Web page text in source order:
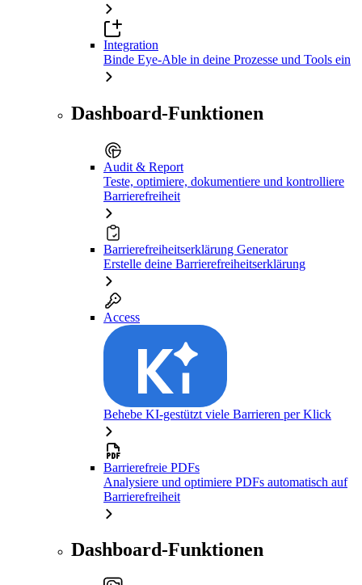
Integration
Binde Eye-Able in deine Prozesse und Tools ein
Dashboard-Funktionen
Audit & Report
Teste, optimiere, dokumentiere und kontrolliere
Barrierefreiheit
Barrierefreiheitserklärung Generator
Erstelle deine Barrierefreiheitserklärung
Access
Behebe KI-gestützt viele Barrieren per Klick
Barrierefreie PDFs
Analysiere und optimiere PDFs automatisch auf
Barrierefreiheit
Dashboard-Funktionen